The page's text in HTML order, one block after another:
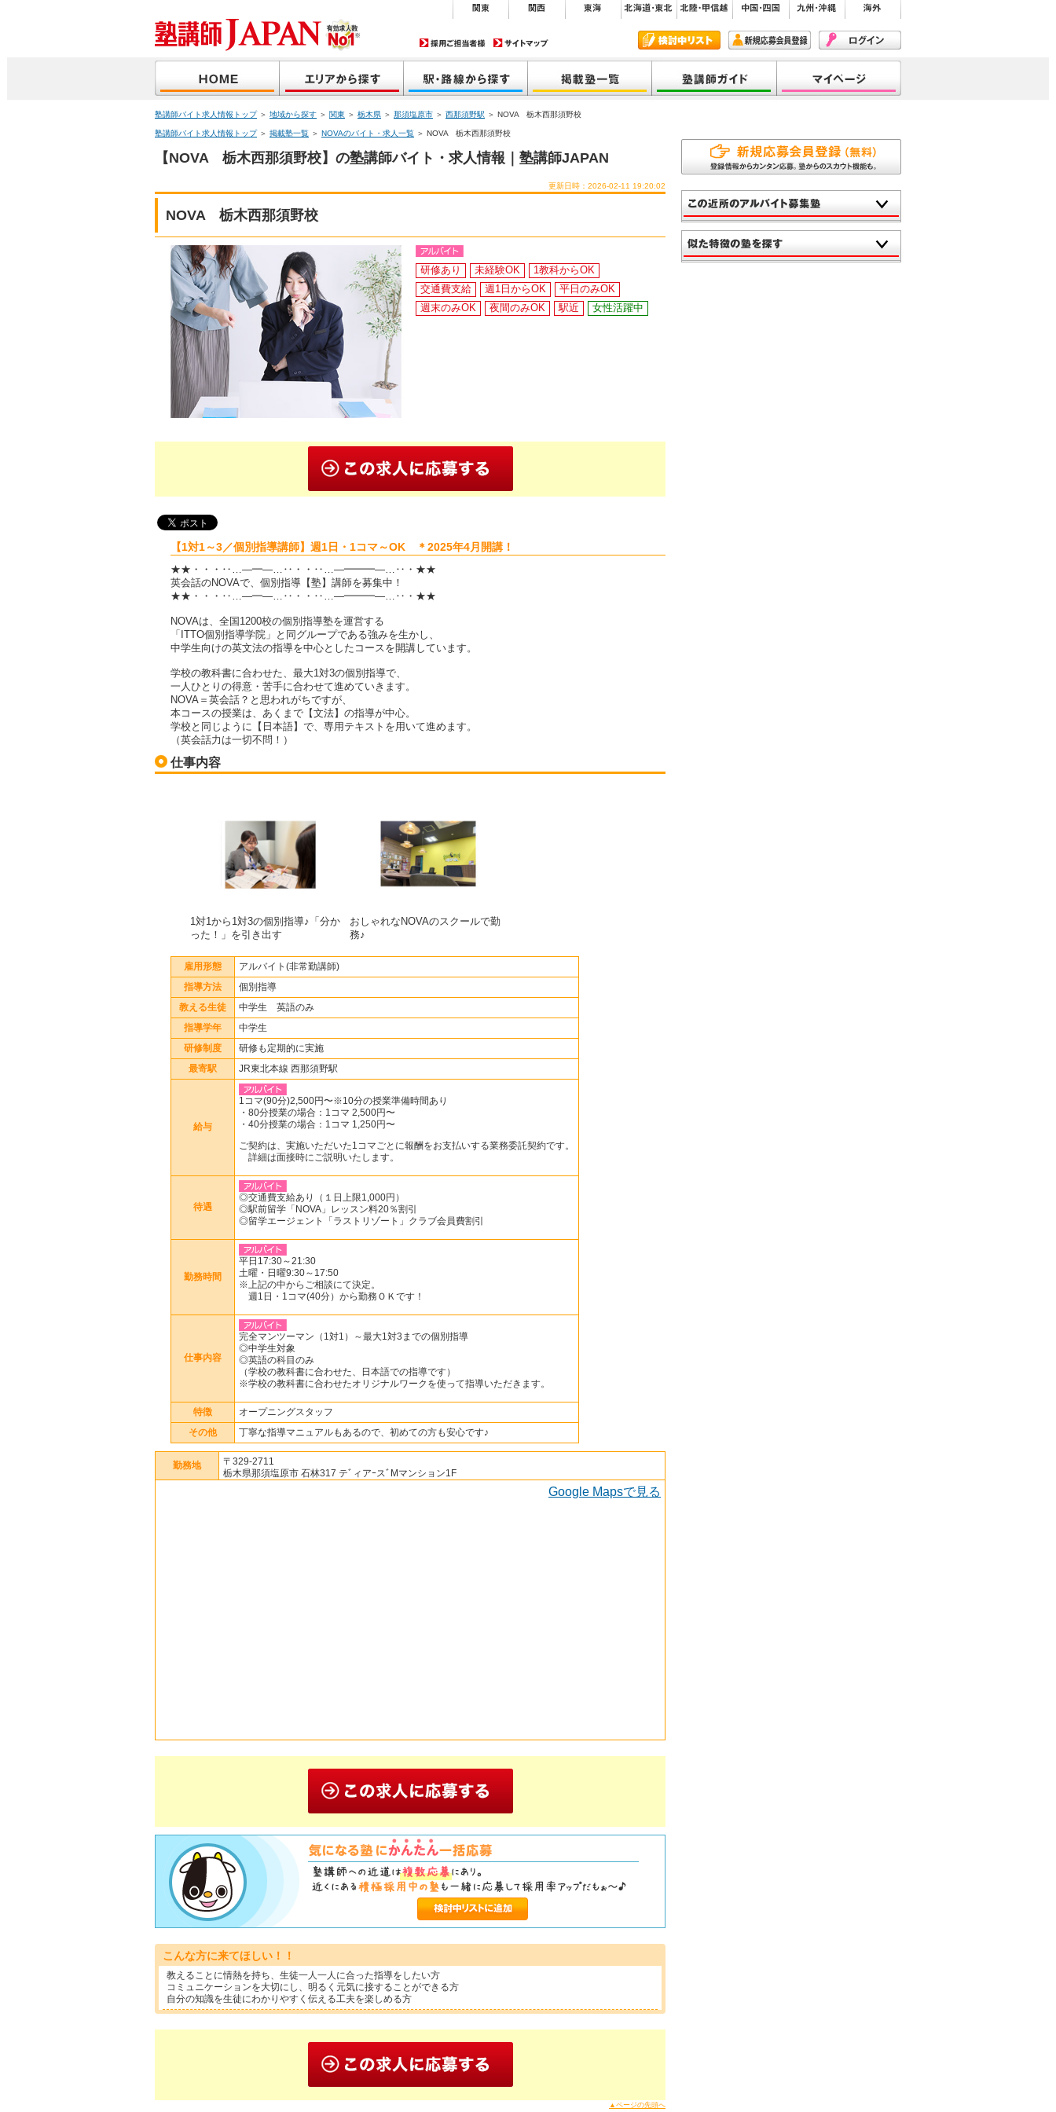
塾講師バイト求人情報トップ＞ 地域から探す ＞ 関東 ＞ 栃木県 ＞ 那須塩原市 ＞ 西那須野駅 ＞ NOVA 栃木西那須野校
塾講師バイト求人情報トップ＞ 掲載塾一覧 ＞ NOVAのバイト・求人一覧 ＞ NOVA 栃木西那須野校
【NOVA 栃木西那須野校】の塾講師バイト・求人情報｜塾講師JAPAN
更新日時：2026-02-11 19:20:02
NOVA 栃木西那須野校
研修あり 未経験OK
1教科からOK
交通費支給
週1日からOK
平日のみOK
週末のみOK
夜間のみOK 駅近 女性活躍中
【1対1～3／個別指導講師】週1日・1コマ～OK ＊2025年4月開講！
★★・・・‥…―━―…‥・・‥…―━━━―…‥・★★
英会話のNOVAで、個別指導【塾】講師を募集中！
★★・・・‥…―━―…‥・・‥…―━━━―…‥・★★
NOVAは、全国1200校の個別指導塾を運営する
「ITTO個別指導学院」と同グループである強みを生かし、
中学生向けの英文法の指導を中心としたコースを開講しています。
学校の教科書に合わせた、最大1対3の個別指導で、
一人ひとりの得意・苦手に合わせて進めていきます。
NOVA＝英会話？と思われがちですが、
本コースの授業は、あくまで【文法】の指導が中心。
学校と同じように【日本語】で、専用テキストを用いて進めます。
（英会話力は一切不問！）
仕事内容
1対1から1対3の個別指導♪「分か
った！」を引き出す
おしゃれなNOVAのスクールで勤
務♪
雇用形態 アルバイト(非常勤講師)
指導方法 個別指導
教える生徒 中学生 英語のみ
指導学年 中学生
研修制度 研修も定期的に実施
最寄駅 JR東北本線 西那須野駅
給与
1コマ(90分)2,500円〜※10分の授業準備時間あり
・80分授業の場合：1コマ 2,500円〜
・40分授業の場合：1コマ 1,250円〜
ご契約は、実施いただいた1コマごとに報酬をお支払いする業務委託契約です。
詳細は面接時にご説明いたします。
待遇
◎交通費支給あり（１日上限1,000円）
◎駅前留学「NOVA」レッスン料20％割引
◎留学エージェント「ラストリゾート」クラブ会員費割引
勤務時間
平日17:30～21:30
土曜・日曜9:30～17:50
※上記の中からご相談にて決定。
週1日・1コマ(40分）から勤務ＯＫです！
仕事内容
完全マンツーマン（1対1）～最大1対3までの個別指導
◎中学生対象
◎英語の科目のみ
（学校の教科書に合わせた、日本語での指導です）
※学校の教科書に合わせたオリジナルワークを使って指導いただきます。
特徴 オープニングスタッフ
その他 丁寧な指導マニュアルもあるので、初めての方も安心です♪
勤務地
〒329-2711
栃木県那須塩原市 石林317 テﾞィアｰスﾞMマンション1F
Google Mapsで見る
こんな方に来てほしい！！
教えることに情熱を持ち、生徒一人一人に合った指導をしたい方
コミュニケーションを大切にし、明るく元気に接することができる方
自分の知識を生徒にわかりやすく伝える工夫を楽しめる方
▲ページの先頭へ